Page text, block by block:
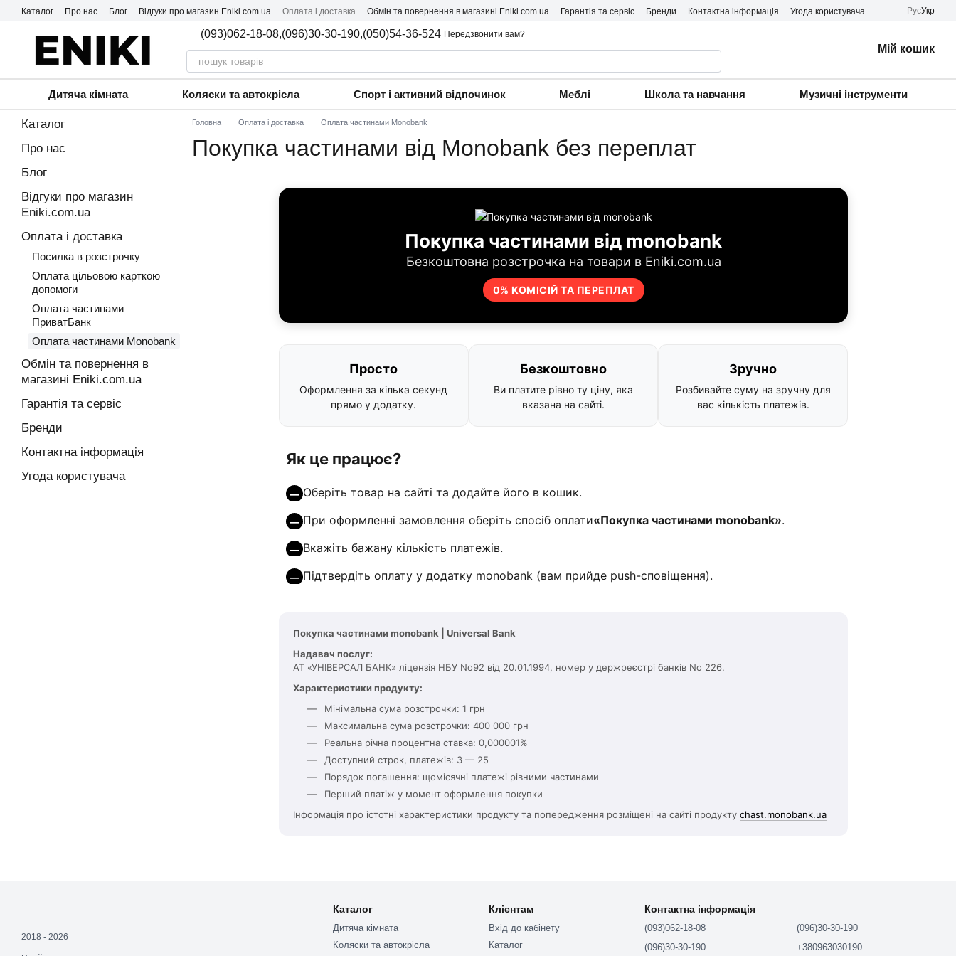
Перейти до основного контенту
Каталог Про нас Блог Відгуки про магазин Eniki.com.ua Оплата і доставка Обмін та повернення в магазині Eniki.com.ua Гарантія та сервіс Бренди Контактна інформація Угода користувача РусУкр
(093)062-18-08,(096)30-30-190,(050)54-36-524 Передзвонити вам?
Мій кошик
Дитяча кімната Коляски та автокрісла Спорт і активний відпочинок Меблі Школа та навчання Музичні інструменти
Головна Оплата і доставка Оплата частинами Monobank
Покупка частинами від Monobank без переплат
Покупка частинами від monobank
Безкоштовна розстрочка на товари в Eniki.com.ua
0% КОМІСІЙ ТА ПЕРЕПЛАТ
Просто
Оформлення за кілька секунд
прямо у додатку.
Безкоштовно
Ви платите рівно ту ціну, яка
вказана на сайті.
Зручно
Розбивайте суму на зручну для
вас кількість платежів.
Як це працює?
Оберіть товар на сайті та додайте його в кошик.
При оформленні замовлення оберіть спосіб оплати«Покупка частинами monobank».
Вкажіть бажану кількість платежів.
Підтвердіть оплату у додатку monobank (вам прийде push-сповіщення).
Покупка частинами monobank | Universal Bank
Надавач послуг:
АТ «УНІВЕРСАЛ БАНК» ліцензія НБУ No92 від 20.01.1994, номер у держреєстрі банків No 226.
Характеристики продукту:
Мінімальна сума розстрочки: 1 грн
Максимальна сума розстрочки: 400 000 грн
Реальна річна процентна ставка: 0,000001%
Доступний строк, платежів: 3 — 25
Порядок погашення: щомісячні платежі рівними частинами
Перший платіж у момент оформлення покупки
Інформація про істотні характеристики продукту та попередження розміщені на сайті продукту chast.monobank.ua
Каталог
Про нас
Блог
Відгуки про магазин
Eniki.com.ua
Оплата і доставка
Посилка в розстрочку
Оплата цільовою карткою
допомоги
Оплата частинами
ПриватБанк
Оплата частинами Monobank
Обмін та повернення в
магазині Eniki.com.ua
Гарантія та сервіс
Бренди
Контактна інформація
Угода користувача
2018 - 2026
Каталог
Дитяча кімната
Коляски та автокрісла
Клієнтам
Вхід до кабінету
Каталог
Контактна інформація
(093)062-18-08
(096)30-30-190
(096)30-30-190
+380963030190